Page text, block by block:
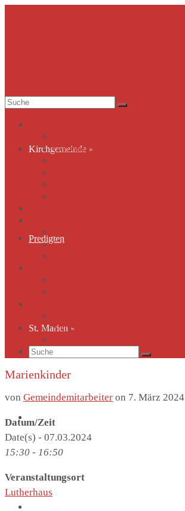
Kirchgemeinde »
Predigten
St. Marien »
Kirche Thieschitz
Suche
Gemeindekirchenrat & Mitarbeiter
Geschichte St.Marien
Sternsinger
Suche
Marienkinder
von Gemeindemitarbeiter on 7. März 2024
Datum/Zeit
Date(s) - 07.03.2024
15:30 - 16:50
Veranstaltungsort
Lutherhaus